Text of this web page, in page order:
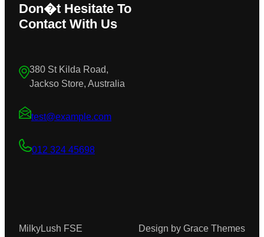
Don�t Hesitate To
Contact With Us
380 St Kilda Road,
Jackso Store, Australia
test@example.com
012 324 45698
MilkyLush FSE Design by Grace Themes